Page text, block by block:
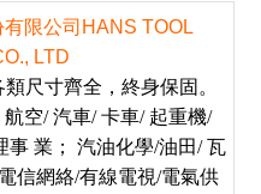
限公司HANS TOOL
LTD
尺寸齊全，終身保固。
空/ 汽車/ 卡車/ 起重機/
事 業； 汽油化學/油田/ 瓦
信網絡/有線電視/電氣供